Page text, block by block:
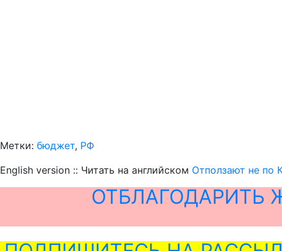
Метки: бюджет, РФ
English version :: Читать на английском Отползают не по
ОТБЛАГОДАРИТЬ